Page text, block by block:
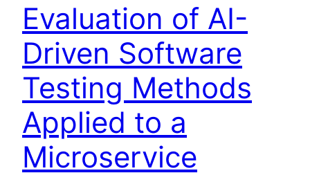
Evaluation of AI-
Driven Software
Testing Methods
Applied to a
Microservice